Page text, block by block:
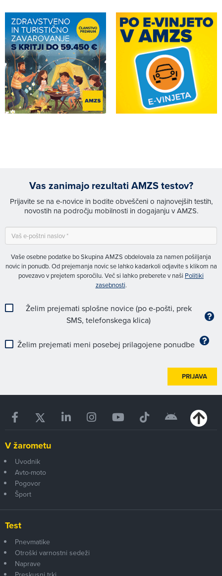
Vas zanimajo rezultati AMZS testov?
Prijavite se na e-novice in bodite obveščeni o najnovejših testih,
novostih na področju mobilnosti in dogajanju v AMZS.
Vaše osebne podatke bo Skupina AMZS obdelovala za namen pošiljanja
novic in ponudb. Od prejemanja novic se lahko kadarkoli odjavite s klikom na
povezavo v prejetem sporočilu. Več si lahko preberete v naši Politiki
zasebnosti.
Želim prejemati splošne novice (po e-pošti, prek
SMS, telefonskega klica)
Želim prejemati meni posebej prilagojene ponudbe
PRIJAVA
V žarometu
Uvodnik
Avto-moto
Pogovor
Šport
Test
Pnevmatike
Otroški varnostni sedeži
Naprave